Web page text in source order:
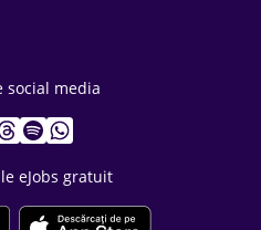
social media
eJobs gratuit